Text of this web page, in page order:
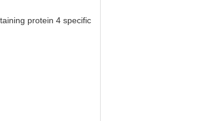
protein 4 specific